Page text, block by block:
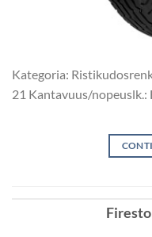
Kategoria:
21 Kantavuus/nopeuslk.: